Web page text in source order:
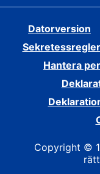
Datorversion
Sekretessregler
Hantera
Copyright ©